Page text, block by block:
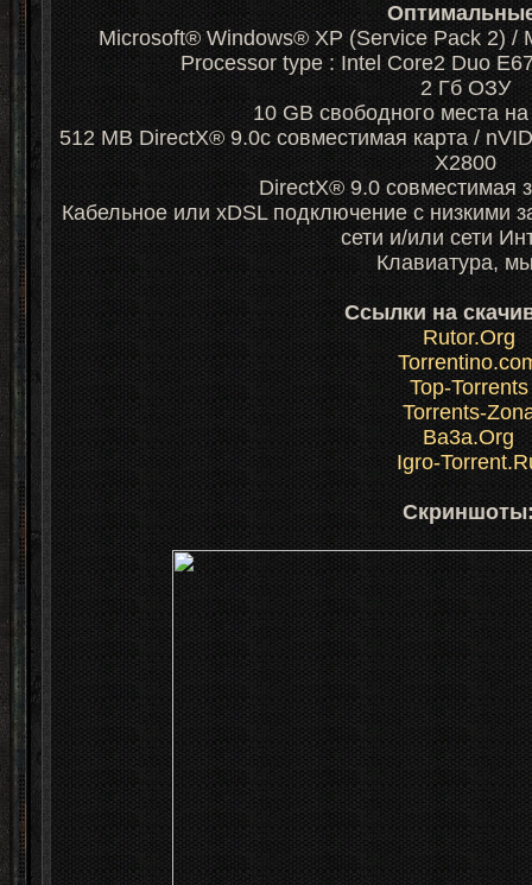
Microsoft® Windows® XP (Service Pack 2)
Processor type : Intel Core2 Duo
2 Гб ОЗУ
10 GB свободного места
512 MB DirectX® 9.0c совместимая карта /
X2800
DirectX® 9.0 совместимая
Кабельное или xDSL подключение с низкими
сети и/или сети
Клавиатура,
Ссылки на
Rutor.Org
Top-Torrents
Torrents-
Ba3a.Org
Igro-